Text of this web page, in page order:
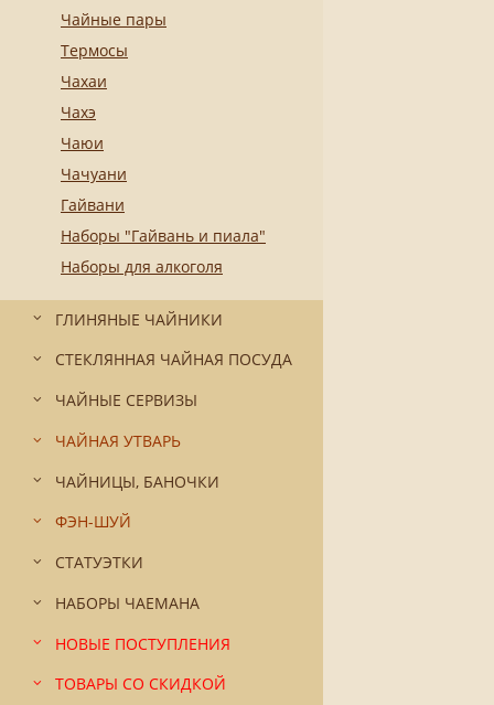
Чайные пары
Термосы
Чахаи
Чахэ
Чаюи
Чачуани
Гайвани
Наборы "Гайвань и пиала"
Наборы для алкоголя
ГЛИНЯНЫЕ ЧАЙНИКИ
СТЕКЛЯННАЯ ЧАЙНАЯ ПОСУДА
ЧАЙНЫЕ СЕРВИЗЫ
ЧАЙНАЯ УТВАРЬ
ЧАЙНИЦЫ, БАНОЧКИ
ФЭН-ШУЙ
СТАТУЭТКИ
НАБОРЫ ЧАЕМАНА
НОВЫЕ ПОСТУПЛЕНИЯ
ТОВАРЫ СО СКИДКОЙ